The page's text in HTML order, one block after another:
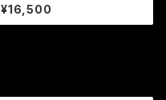
¥16,500